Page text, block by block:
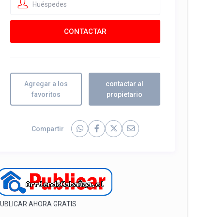
Huéspedes
Agregar a los
favoritos
contactar al
propietario
Compartir
AHORA GRATIS